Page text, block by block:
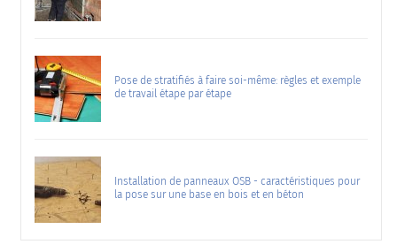
Pose de stratifiés à faire soi-même: règles et exemple
de travail étape par étape
Installation de panneaux OSB - caractéristiques pour
la pose sur une base en bois et en béton